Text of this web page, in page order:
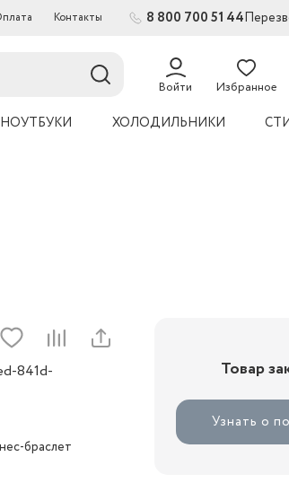
Контакты 8 800 700 51 44
Войти Избранное
НОУТБУКИ ХОЛОДИЛЬНИКИ
841d-
браслет
Товар
Узнать о